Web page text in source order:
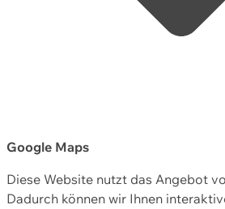
Google Maps
Diese Website nutzt das Angebot
Dadurch können wir Ihnen